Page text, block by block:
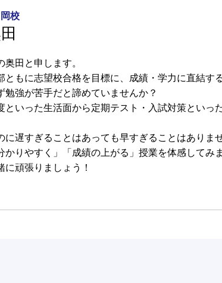
校
田と申します。
ともに志望校合格を目標に、成績・学力に直結す
勉強が苦手だと諦めていませんか？
といった生活面から定期テスト・入試対策といっ
に遅すぎることはあっても早すぎることはありま
かりやすく」「成績の上がる」授業を体感してみ
に頑張りましょう！